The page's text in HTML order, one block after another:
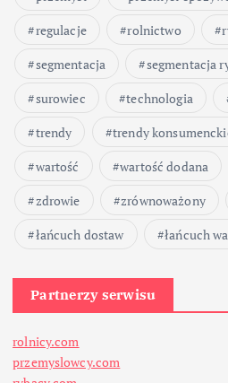
regulacje
rolnictwo
segmentacja
segmentacja
surowiec
technologia
trendy
trendy
wartość
wartość dodana
zdrowie
zrównoważony
łańcuch dostaw
łańcuch
Partnerzy serwisu
rolnicy.com
przemyslowcy.com